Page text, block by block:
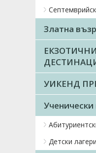
Златна
ЕКЗОТИЧНИ
УИКЕНД
Детски лагери